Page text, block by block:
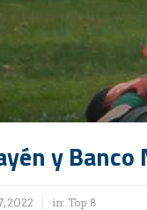
y
2022 in: Top 8